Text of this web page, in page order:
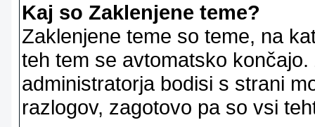
Kaj so Zaklenjene teme?
Zaklenjene teme so teme, na
teh tem se avtomatsko
administratorja bodisi s strani
razlogov, zagotovo pa so vsi